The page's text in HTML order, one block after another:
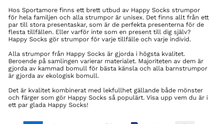
Hos Sportamore finns ett brett utbud av Happy Socks strumpor
för hela familjen och alla strumpor är unisex. Det finns allt från ett
par till stora presentaskar, som är de perfekta presenterna för de
flesta tillfällen. Eller varför inte som en present till dig själv?
Happy Socks gör strumpor för varje tillfälle och varje individ.
Alla strumpor från Happy Socks är gjorda i högsta kvalitet.
Beroende på samlingen varierar materialet. Majoriteten av dem är
gjorda av kammad bomull för bästa känsla och alla barnstrumpor
är gjorda av ekologisk bomull.
Det är kvalitet kombinerat med lekfullhet gällande både mönster
och färger som gör Happy Socks så populärt. Visa upp vem du är i
ett par glada Happy Socks!